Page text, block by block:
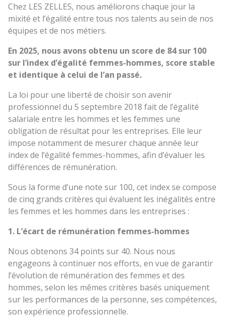
L
M
_
D
S
C
_
4
1
1
0
.
J
P
G
Chez LES ZELLES, nous améliorons chaque jour la
mixité et l’égalité entre tous nos talents au sein de nos
équipes et de nos métiers.
En 2025, nous avons obtenu un score de 84 sur 100
sur l’index d’égalité femmes-hommes, score stable
et identique à celui de l’an passé.
La loi pour une liberté de choisir son avenir
professionnel du 5 septembre 2018 fait de l’égalité
salariale entre les hommes et les femmes une
obligation de résultat pour les entreprises. Elle leur
impose notamment de mesurer chaque année leur
index de l’égalité femmes-hommes, afin d’évaluer les
différences de rémunération.
Sous la forme d’une note sur 100, cet index se compose
de cinq grands critères qui évaluent les inégalités entre
les femmes et les hommes dans les entreprises :
1. L’écart de rémunération femmes-hommes
Nous obtenons 34 points sur 40. Nous nous
engageons à continuer nos efforts, en vue de garantir
l’évolution de rémunération des femmes et des
hommes, selon les mêmes critères basés uniquement
sur les performances de la personne, ses compétences,
son expérience professionnelle.